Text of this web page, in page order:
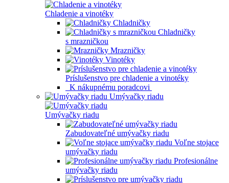
Chladenie a vinotéky
Chladničky
Chladničky
s mrazničkou
Mrazničky
Vinotéky
Príslušenstvo pre chladenie a vinotéky
K nákupnému poradcovi
Umývačky riadu
Umývačky riadu
Zabudovateľné umývačky riadu
Voľne stojace
umývačky riadu
Profesionálne
umývačky riadu